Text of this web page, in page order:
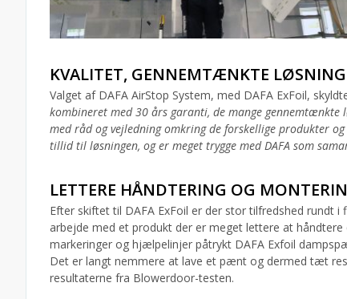
KVALITET, GENNEMTÆNKTE
Valget af DAFA AirStop System, med DAFA ExFoil,
kombineret med 30 års garanti, de mange gennemtænkte
med råd og vejledning omkring de forskellige produkter
tillid til løsningen, og er meget trygge med DAFA som
LETTERE HÅNDTERING OG
Efter skiftet til DAFA ExFoil er der stor tilfredshed rundt
arbejde med et produkt der er meget lettere at
markeringer og hjælpelinjer påtrykt DAFA Exfoil
Det er langt nemmere at lave et pænt og dermed tæt
resultaterne fra Blowerdoor-testen.